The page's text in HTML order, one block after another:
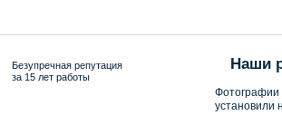
Безупречная репутация
за 15 лет работы
Наши
Фотографии
установили